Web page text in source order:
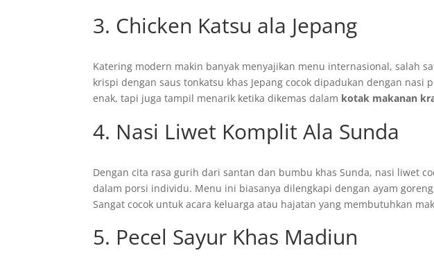
3. Chicken Katsu ala Jepang
Katering modern makin banyak menyajikan menu internasional, salah
krispi dengan saus tonkatsu khas Jepang cocok dipadukan dengan
enak, tapi juga tampil menarik ketika dikemas dalam kotak makanan
4. Nasi Liwet Komplit Ala Sunda
Dengan cita rasa gurih dari santan dan bumbu khas Sunda, nasi liwet
dalam porsi individu. Menu ini biasanya dilengkapi dengan ayam
Sangat cocok untuk acara keluarga atau hajatan yang membutuhkan
5. Pecel Sayur Khas Madiun